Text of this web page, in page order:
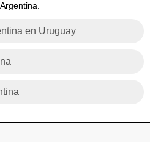
en Uruguay